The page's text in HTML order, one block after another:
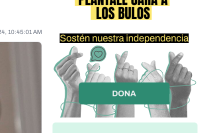
10:45:01 AM